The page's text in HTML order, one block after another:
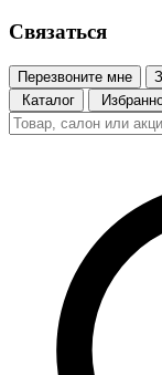
Связаться
Перезвоните мне
Каталог